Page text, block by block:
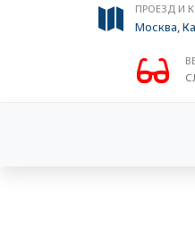
ПРОЕЗД И
Москва,